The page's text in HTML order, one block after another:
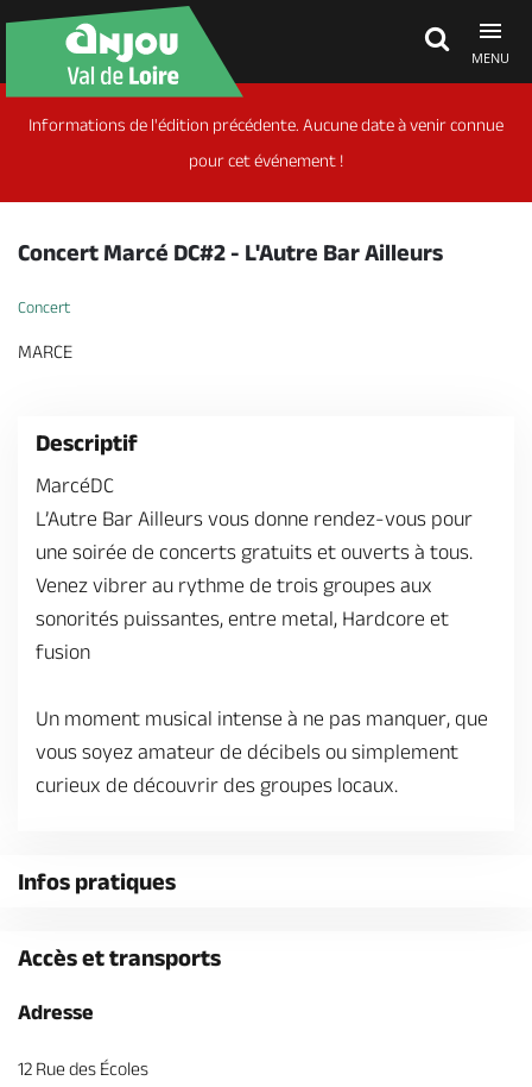
MENU
Découvrir
Agenda
Billetterie en ligne
Brochures & Cartes Offices de tourisme Comment venir ? Ecrivez-nous
Informations de l'édition précédente. Aucune date à venir connue
pour cet événement !
Concert Marcé DC#2 - L'Autre Bar Ailleurs
Concert
MARCE
Descriptif
MarcéDC
L’Autre Bar Ailleurs vous donne rendez-vous pour
une soirée de concerts gratuits et ouverts à tous.
Venez vibrer au rythme de trois groupes aux
sonorités puissantes, entre metal, Hardcore et
fusion
Un moment musical intense à ne pas manquer, que
vous soyez amateur de décibels ou simplement
curieux de découvrir des groupes locaux.
Infos pratiques
Accès et transports
Adresse
12 Rue des Écoles